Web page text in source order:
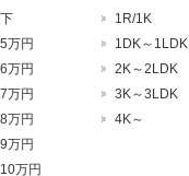
万円
万円
万円
万円
万円
万円
1R/1K
1DK～1LDK
2K～2LDK
3K～3LDK
4K～